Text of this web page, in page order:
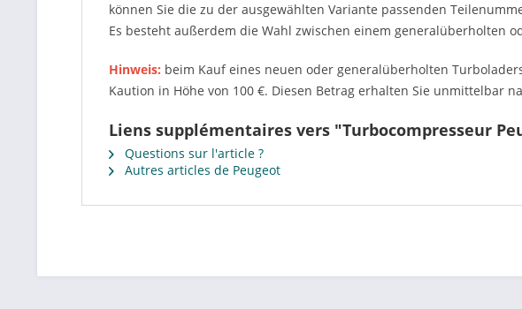
können Sie die zu der ausgewählten Variante passenden
Es besteht außerdem die Wahl zwischen einem generalüberholten
Hinweis: beim Kauf eines neuen oder generalüberholten
Kaution in Höhe von 100 €. Diesen Betrag erhalten Sie unmittelbar
Liens supplémentaires vers "Turbocompresseur
Questions sur l'article ?
Autres articles de Peugeot